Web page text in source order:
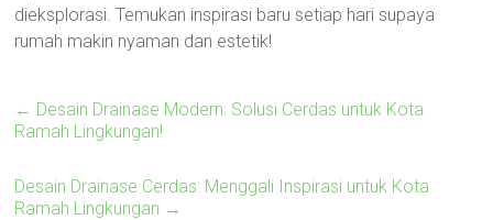
dieksplorasi. Temukan inspirasi baru setiap hari supaya
rumah makin nyaman dan estetik!
← Desain Drainase Modern: Solusi Cerdas untuk Kota
Ramah Lingkungan!
Desain Drainase Cerdas: Menggali Inspirasi untuk Kota
Ramah Lingkungan →